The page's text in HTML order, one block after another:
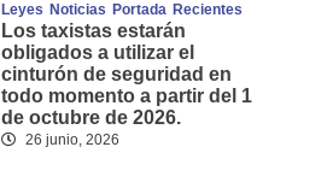
Leyes Noticias Portada Recientes
Los taxistas estarán
obligados a utilizar el
cinturón de seguridad en
todo momento a partir del 1
de octubre de 2026.
26 junio, 2026